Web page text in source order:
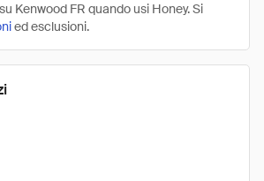
Kenwood FR quando usi Honey. Si
ed esclusioni.